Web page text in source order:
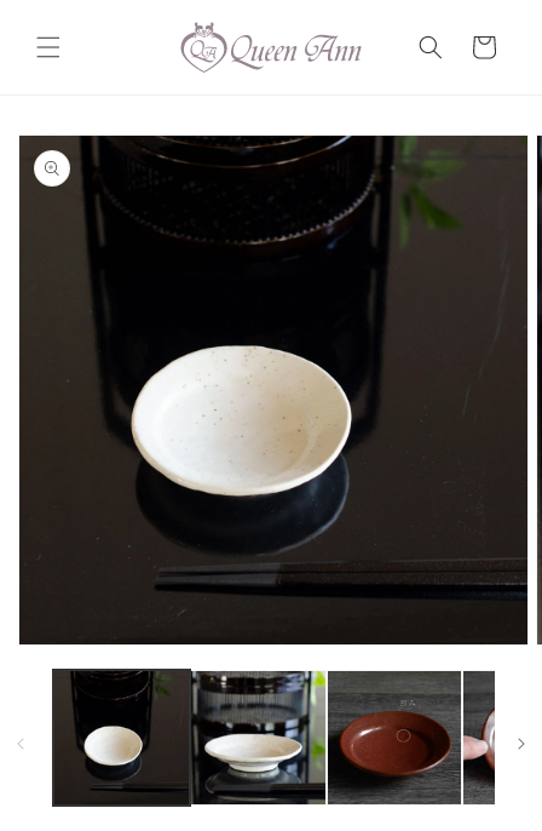
進む
ー
商品情
報にス
キップ
で